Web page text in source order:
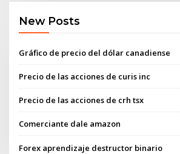
New Posts
Gráfico de precio del dólar canadiense
Precio de las acciones de curis inc
Precio de las acciones de crh tsx
Comerciante dale amazon
Forex aprendizaje destructor binario